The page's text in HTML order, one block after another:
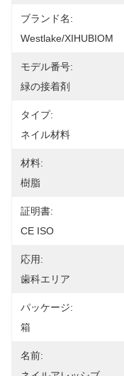
ブランド名:
Westlake/XIHUBIOM
モデル番号:
緑の接着剤
タイプ:
ネイル材料
材料:
樹脂
証明書:
CE ISO
応用:
歯科エリア
パッケージ:
箱
名前: